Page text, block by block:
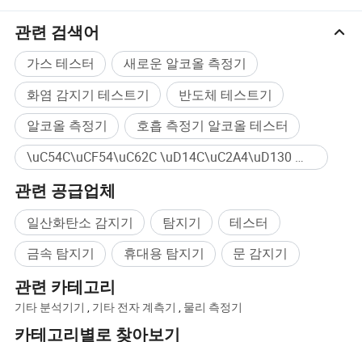
관련 검색어
가스 테스터
새로운 알코올 측정기
화염 감지기 테스트기
반도체 테스트기
알코올 측정기
호흡 측정기 알코올 테스터
\uC54C\uCF54\uC62C \uD14C\uC2A4\uD130 대량구매
관련 공급업체
일산화탄소 감지기 탐지기
테스터
금속 탐지기
휴대용 탐지기 문 감지기
관련 카테고리
기타 분석기기 , 기타 전자 계측기 , 물리 측정기
카테고리별로 찾아보기